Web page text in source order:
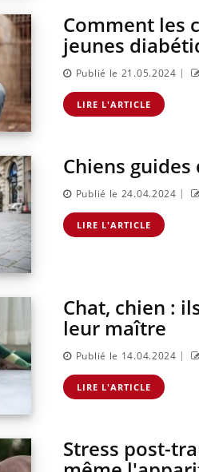
Comment les
jeunes
Publié le 21.05.2024 |
LIRE L'ARTICLE
Chiens guides
Publié le 24.04.2024 |
LIRE L'ARTICLE
Chat, chien :
leur maître
Publié le 14.04.2024 |
LIRE L'ARTICLE
Stress post-